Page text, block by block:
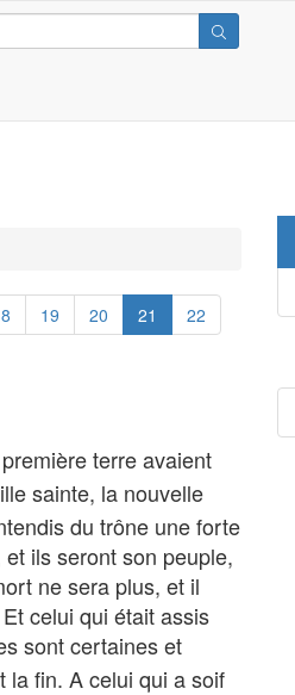
19 20 21 22
terre avaient
sainte, la nouvelle
du trône une forte
ils seront son peuple,
ne sera plus, et il
celui qui était assis
sont certaines et
la fin. A celui qui a soif